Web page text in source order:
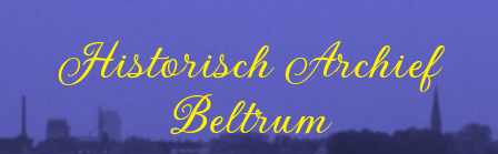
Historisch Archief
Beltrum